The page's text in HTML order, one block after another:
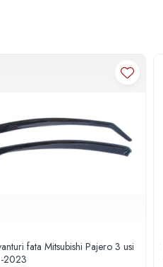
fata Mitsubishi Pajero 3 usi
2023